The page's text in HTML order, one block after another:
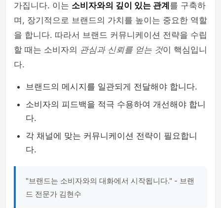
가집니다. 이는 소비자와의 깊이 있는 관계 를 구축하
며, 장기적으로 브랜드의 가치를 높이는 중요한 역할
을 합니다. 따라서 브랜드 커뮤니케이션 전략을 수립
할 때는 소비자의 관심과 신뢰를 얻는 것이 핵심입니
다.
브랜드의 메시지를 일관되게 전달해야 합니다.
소비자의 피드백을 적극 수용하여 개선해야 합니
다.
각 채널에 맞는 커뮤니케이션 전략이 필요합니
다.
"브랜드는 소비자와의 대화에서 시작됩니다." - 브랜
드 전문가 김현수